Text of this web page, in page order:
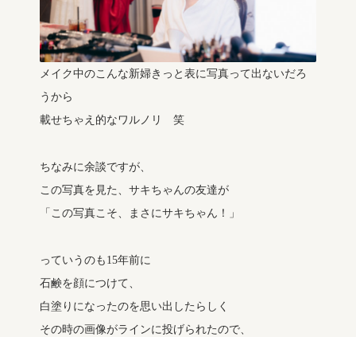
メイク中のこんな新婦きっと表に写真って出ないだろ
うから
載せちゃえ的なワルノリ 笑
ちなみに余談ですが、
この写真を見た、サキちゃんの友達が
「この写真こそ、まさにサキちゃん！」
っていうのも15年前に
石鹸を顔につけて、
白塗りになったのを思い出したらしく
その時の画像がラインに投げられたので、